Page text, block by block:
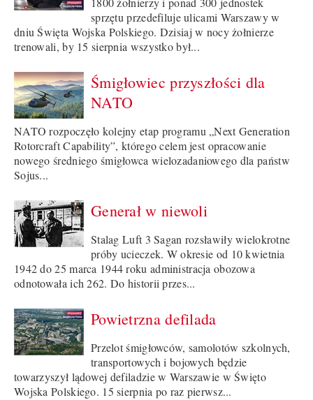
sprzętu przedefiluje ulicami Warszawy w
dniu Święta Wojska Polskiego. Dzisiaj w nocy żołnierze
trenowali, by 15 sierpnia wszystko był...
Śmigłowiec przyszłości dla
NATO
NATO rozpoczęło kolejny etap programu „Next Generation
Rotorcraft Capability”, którego celem jest opracowanie
nowego średniego śmigłowca wielozadaniowego dla państw
Sojus...
Generał w niewoli
Stalag Luft 3 Sagan rozsławiły wielokrotne
próby ucieczek. W okresie od 10 kwietnia
1942 do 25 marca 1944 roku administracja obozowa
odnotowała ich 262. Do historii przes...
Powietrzna defilada
Przelot śmigłowców, samolotów szkolnych,
transportowych i bojowych będzie
towarzyszył lądowej defiladzie w Warszawie w Święto
Wojska Polskiego. 15 sierpnia po raz pierwsz...